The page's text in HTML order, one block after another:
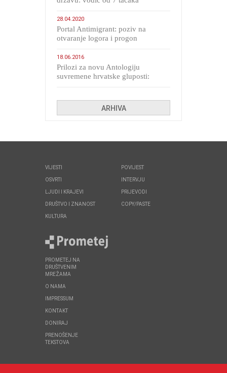
28.04.2020
Portal Antimigrant: poziv na
otvaranje logora i progon
18.06.2016
Prilozi za novu Antologiju
suvremene hrvatske gluposti:
ARHIVA
VIJESTI
OSVRTI
LJUDI I KRAJEVI
DRUŠTVO I ZNANOST
KULTURA
POVIJEST
INTERVJU
PRIJEVODI
COPY/PASTE
PROMETEJ NA
DRUŠTVENIM
MREŽAMA
O NAMA
IMPRESSUM
KONTAKT
DONIRAJ
PRENOŠENJE
TEKSTOVA